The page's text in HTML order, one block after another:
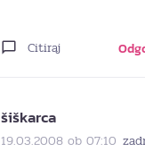
Citiraj
šiškarca
19.03.2008 ob 07:10